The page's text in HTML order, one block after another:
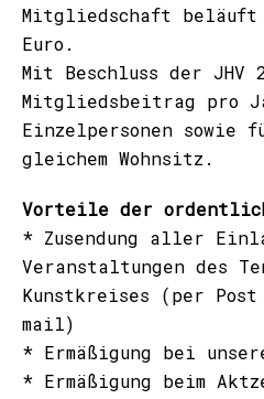
Mitgliedschaft
Euro.
Mit Beschluss der
Mitgliedsbeitrag pro
Einzelpersonen sowie
gleichem Wohnsitz.
Vorteile der
* Zusendung aller
Veranstaltungen des
Kunstkreises (per
mail)
* Ermäßigung bei
* Ermäßigung beim